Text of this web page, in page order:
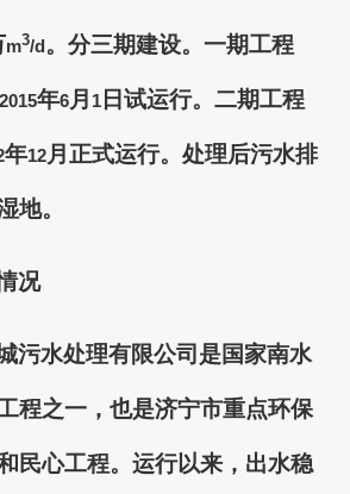
m3/d。分三期建设。一期工程
2015年6月 1日试运行。二期工程
年12月正式运行。处理后污水排
地。
况
污水处理有限公司是国家南水
程之一，也是济宁市重点环保
民心工程。运行以来，出水稳